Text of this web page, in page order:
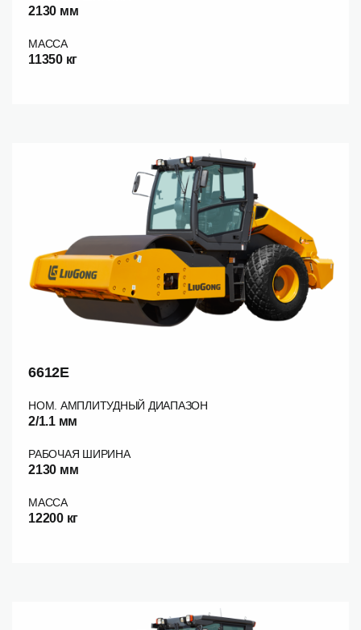
2130 мм
МАССА
11350 кг
6612E
НОМ. АМПЛИТУДНЫЙ ДИАПАЗОН
2/1.1 мм
РАБОЧАЯ ШИРИНА
2130 мм
МАССА
12200 кг